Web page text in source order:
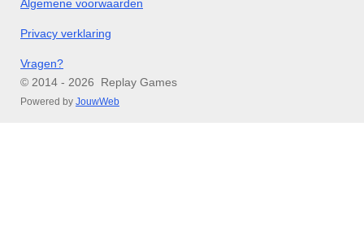
Algemene voorwaarden
Privacy verklaring
Vragen?
© 2014 - 2026 Replay Games
Powered by JouwWeb